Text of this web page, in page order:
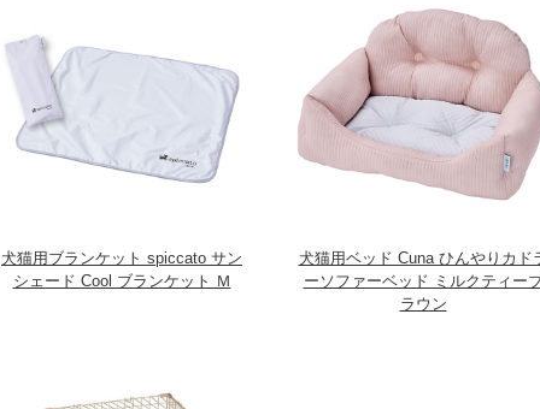
犬猫用ブランケット spiccato サン
シェード Cool ブランケット Ｍ
犬猫用ベッド Cuna ひんやりカド
ーソファーベッド ミルクティー
ラウン